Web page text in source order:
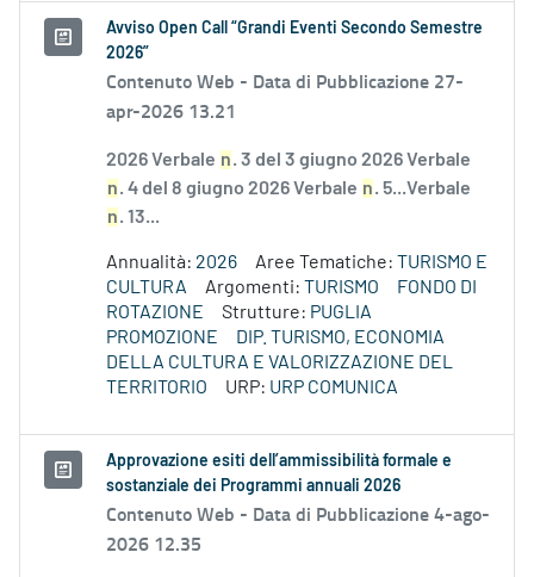
Avviso Open Call “Grandi Eventi Secondo Semestre
2026”
Contenuto Web - Data di Pubblicazione 27-
apr-2026 13.21
2026 Verbale n. 3 del 3 giugno 2026 Verbale
n. 4 del 8 giugno 2026 Verbale n. 5...Verbale
n. 13...
Annualità: 2026 Aree Tematiche: TURISMO E
CULTURA
Argomenti: TURISMO
FONDO DI
ROTAZIONE
Strutture: PUGLIA
PROMOZIONE
DIP. TURISMO, ECONOMIA
DELLA CULTURA E VALORIZZAZIONE DEL
TERRITORIO
URP: URP COMUNICA
Approvazione esiti dell’ammissibilità formale e
sostanziale dei Programmi annuali 2026
Contenuto Web - Data di Pubblicazione 4-ago-
2026 12.35